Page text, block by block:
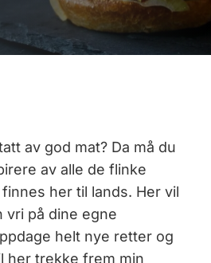
av god mat? Da må du
av alle de flinke
her til lands. Her vil
vri på dine egne
helt nye retter og
her trekke frem min